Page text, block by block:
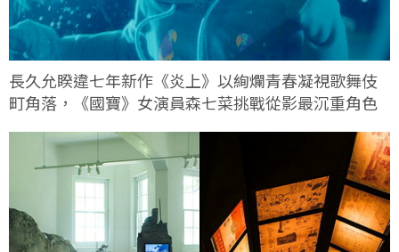
長久允睽違七年新作《炎上》以絢爛青春凝視歌舞伎
町角落，《國寶》女演員森七菜挑戰從影最沉重角色